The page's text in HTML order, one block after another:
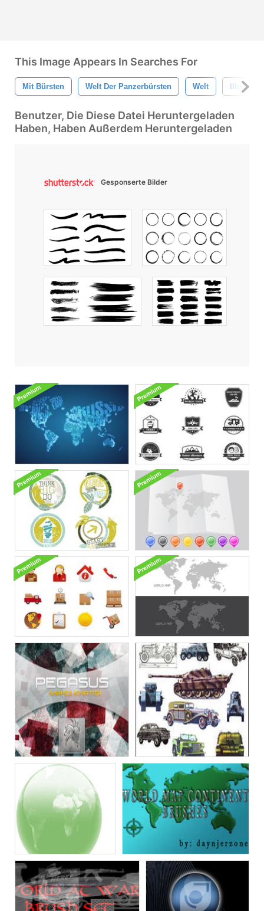
This Image Appears In Searches For
Mit Bürsten Welt Der Panzerbürsten Welt
Benutzer, Die Diese Datei Heruntergeladen
Haben, Haben Außerdem Heruntergeladen
Gesponserte Bilder